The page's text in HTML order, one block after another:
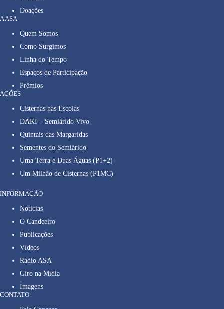
Doações
A ASA
Quem Somos
Como Surgimos
Linha do Tempo
Espaços de Participação
Prêmios
AÇÕES
Cisternas nas Escolas
DAKI – Semiárido Vivo
Quintais das Margaridas
Sementes do Semiárido
Uma Terra e Duas Águas (P1+2)
Um Milhão de Cisternas (P1MC)
INFORMAÇÃO
Notícias
O Candeeiro
Publicações
Vídeos
Rádio ASA
Giro na Mídia
Imagens
CONTATO